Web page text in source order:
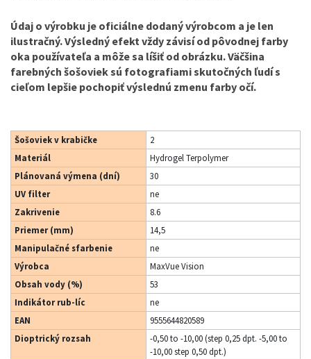
Údaj o výrobku je oficiálne dodaný výrobcom a je len
ilustračný. Výsledný efekt vždy závisí od pôvodnej farby
oka používateľa a môže sa líšiť od obrázku. Väčšina
farebných šošoviek sú fotografiami skutočných ľudí s
cieľom lepšie pochopiť výslednú zmenu farby očí.
Šošoviek v krabičke
2
Materiál
Hydrogel Terpolymer
Plánovaná výmena (dní)
30
UV filter
ne
Zakrivenie
8.6
Priemer (mm)
14,5
Manipulačné sfarbenie
ne
Výrobca
MaxVue Vision
Obsah vody (%)
53
Indikátor rub-líc
ne
EAN
9555644820589
Dioptrický rozsah
-0,50 to -10,00 (step 0,25 dpt. -5,00 to
-10,00 step 0,50 dpt.)